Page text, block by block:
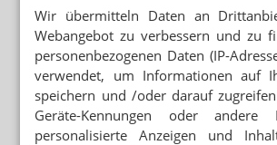
Wir übermitteln Daten an
Webangebot zu verbessern und zu
personenbezogenen Daten (IP-
verwendet, um Informationen auf
speichern und /oder darauf
Geräte-Kennungen oder andere
personalisierte Anzeigen und
Mehr zum Thema
„GERECHT! GESUND! GENIESSEN!“
Hanfparade: Demonstranten fordern
Legalisierung